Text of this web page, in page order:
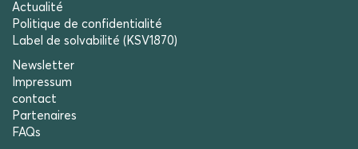
Actualité
Politique de confidentialité
Label de solvabilité (KSV1870)
Newsletter
Impressum
contact
Partenaires
FAQs